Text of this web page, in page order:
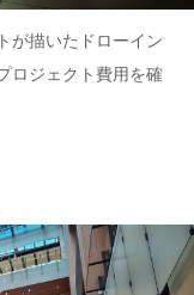
が描いたドローイン
ロジェクト費用を確